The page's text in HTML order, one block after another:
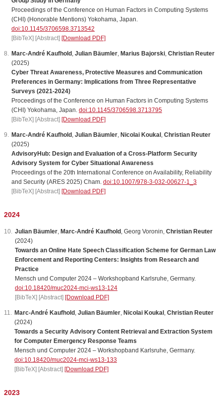
Proceedings of the Conference on Human Factors in Computing Systems
(CHI) (Honorable Mentions) Yokohama, Japan.
doi:10.1145/3706598.3713542
[BibTeX] [Abstract] [Download PDF]
Marc-André Kaufhold Julian Bäumler Marius Bajorski Christian Reuter
(2025)
Cyber Threat Awareness, Protective Measures and Communication
Preferences in Germany: Implications from Three Representative
Surveys (2021-2024)
Proceedings of the Conference on Human Factors in Computing Systems
(CHI) Yokohama, Japan. doi:10.1145/3706598.3713795
[BibTeX] [Abstract] [Download PDF]
Marc-André Kaufhold Julian Bäumler Nicolai Koukal Christian Reuter
(2025)
AdvisoryHub: Design and Evaluation of a Cross-Platform Security
Advisory System for Cyber Situational Awareness
Proceedings of the 20th International Conference on Availability, Reliability
and Security (ARES 2025) Cham. doi:10.1007/978-3-032-00627-1_3
[BibTeX] [Abstract] [Download PDF]
2024
Julian Bäumler Marc-André Kaufhold Georg Voronin Christian Reuter
(2024)
Towards an Online Hate Speech Classification Scheme for German Law
Enforcement and Reporting Centers: Insights from Research and
Practice
Mensch und Computer 2024 – Workshopband Karlsruhe, Germany.
doi:10.18420/muc2024-mci-ws13-124
[BibTeX] [Abstract] [Download PDF]
Marc-André Kaufhold Julian Bäumler Nicolai Koukal Christian Reuter
(2024)
Towards a Security Advisory Content Retrieval and Extraction System
for Computer Emergency Response Teams
Mensch und Computer 2024 – Workshopband Karlsruhe, Germany.
doi:10.18420/muc2024-mci-ws13-133
[BibTeX] [Abstract] [Download PDF]
2023